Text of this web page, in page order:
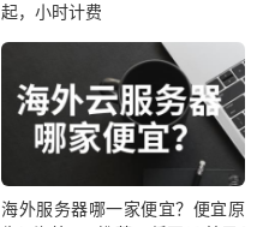
起，小时计费
海外服务器哪一家便宜？便宜原